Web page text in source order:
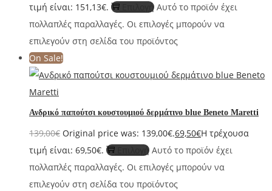
τιμή είναι: 151,13€.
Επιλογή Αυτό το προϊόν έχει
πολλαπλές παραλλαγές. Οι επιλογές μπορούν να
επιλεγούν στη σελίδα του προϊόντος
On Sale!
Ανδρικό παπούτσι κουστουμιού δερμάτινο blue Beneto Maretti
139,00€ Original price was: 139,00€.69,50€Η τρέχουσα
τιμή είναι: 69,50€.
Επιλογή Αυτό το προϊόν έχει
πολλαπλές παραλλαγές. Οι επιλογές μπορούν να
επιλεγούν στη σελίδα του προϊόντος